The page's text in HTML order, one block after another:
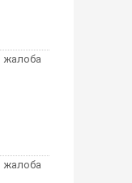
жалоба
жалоба